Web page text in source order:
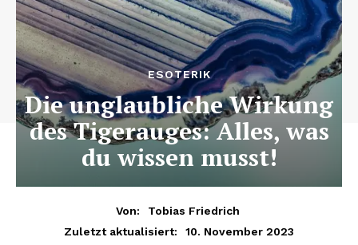
ESOTERIK
Die unglaubliche Wirkung
des Tigerauges: Alles, was
du wissen musst!
Von:
Tobias Friedrich
Zuletzt aktualisiert:
10. November 2023